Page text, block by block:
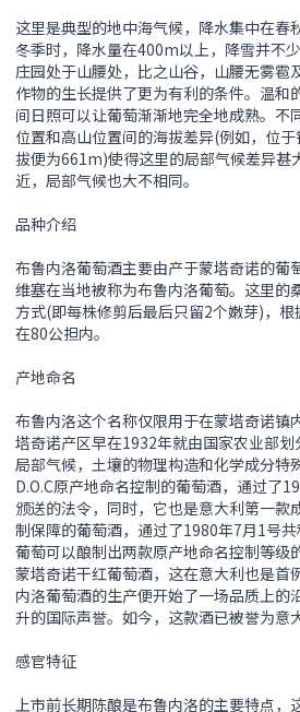
这里是典型的地中海气候，降水集中在春
冬季时，降水量在400m以上，降雪并不
庄园处于山腰处，比之山谷，山腰无雾雹
作物的生长提供了更为有利的条件。温和
间日照可以让葡萄渐渐地完全地成熟。不
位置和高山位置间的海拔差异(例如，位
拔便为661m)使得这里的局部气候差异甚
近，局部气候也大不相同。
品种介绍
布鲁内洛葡萄酒主要由产于蒙塔奇诺的
维塞在当地被称为布鲁内洛葡萄。这里的
方式(即每株修剪后最后只留2个嫩芽)，
在80公担内。
产地命名
布鲁内洛这个名称仅限用于在蒙塔奇诺镇
塔奇诺产区早在1932年就由国家农业部
局部气候，土壤的物理构造和化学成分特
D.O.C原产地命名控制的葡萄酒，通过了
颁送的法令，同时，它也是意大利第一款
制保障的葡萄酒，通过了1980年7月1号
葡萄可以酿制出两款原产地命名控制等
蒙塔奇诺干红葡萄酒，这在意大利也是首
内洛葡萄酒的生产便开始了一场品质上的
升的国际声誉。如今，这款酒已被誉为意
感官特征
上市前长期陈酿是布鲁内洛的主要特点，